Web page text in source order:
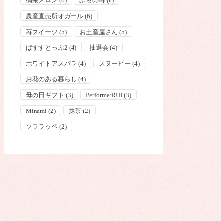
農産直売所オガール (6)
苺スイーツ (5) お土産屋さん (5)
ばすすとっぷ2 (4) 抽選会 (4)
ホワイトアスパラ (4) スヌーピー (4)
お花のある暮らし (4)
母の日ギフト (3) PerformerRUI (3)
Minami (2) 抹茶 (2)
ソフラッペ (2)